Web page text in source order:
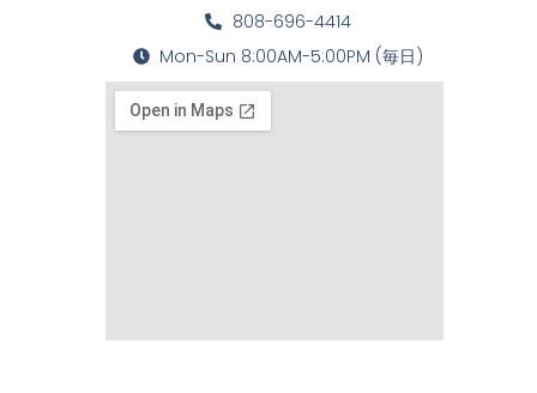
808-696-4414
Mon-Sun 8:00AM-5:00PM (毎日)